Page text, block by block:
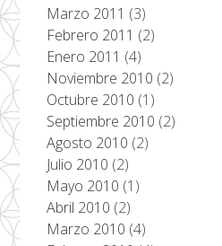
Marzo 2011 (3)
Febrero 2011 (2)
Enero 2011 (4)
Noviembre 2010 (2)
Octubre 2010 (1)
Septiembre 2010 (2)
Agosto 2010 (2)
Julio 2010 (2)
Mayo 2010 (1)
Abril 2010 (2)
Marzo 2010 (4)